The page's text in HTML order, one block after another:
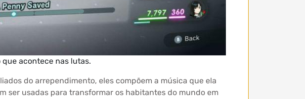
acontece nas lutas.
do arrependimento, eles compõem a música que ela
ser usadas para transformar os habitantes do mundo em